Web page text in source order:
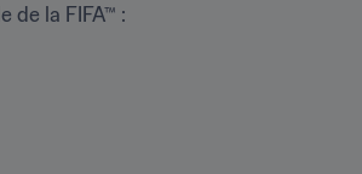
de la FIFA™ :